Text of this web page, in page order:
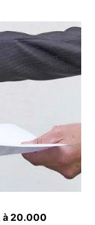
à 20.000